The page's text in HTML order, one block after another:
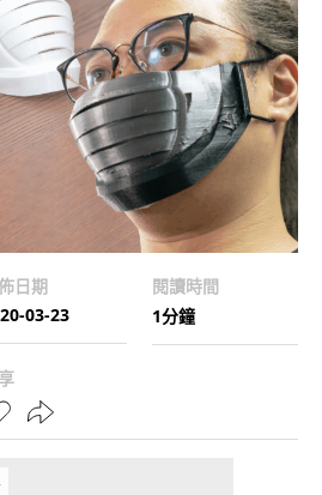
日期
03-23
閱讀時間
1分鐘